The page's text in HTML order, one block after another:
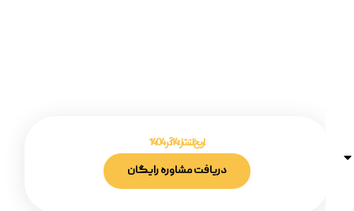
14 آذر 1404
دریافت مشاوره رایگان